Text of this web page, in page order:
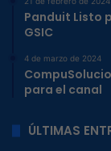
Panduit Listo
GSIC
4 de marzo de 2024
para el canal
ÚLTIMAS